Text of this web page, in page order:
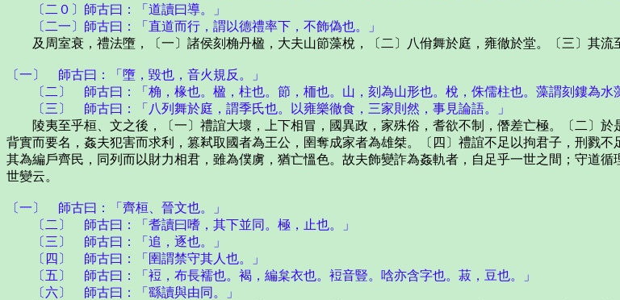
〔二０〕師古曰：「道讀曰導。」
〔二一〕師古曰：「直道而行，謂以德禮率下，不飾偽也。」
及周室衰，禮法墮，〔一〕諸侯刻桷丹楹，大夫山節藻梲，〔二〕八佾舞於庭，雍徹於堂。〔三〕其流
〔一〕 師古曰：「墮，毀也，音火規反。」
〔二〕 師古曰：「桷，椽也。楹，柱也。節，栭也。山，刻為山形也。梲，侏儒柱也。藻謂刻鏤為水
〔三〕 師古曰：「八列舞於庭，謂季氏也。以雍樂徹食，三家則然，事見論語。」
陵夷至乎桓、文之後，〔一〕禮誼大壞，上下相冒，國異政，家殊俗，耆欲不制，僭差亡極。〔二〕於
背實而要名，姦夫犯害而求利，篡弒取國者為王公，圉奪成家者為雄桀。〔四〕禮誼不足以拘君子，刑戮
其為編戶齊民，同列而以財力相君，雖為僕虜，猶亡慍色。故夫飾變詐為姦軌者，自足乎一世之間；守道
世變云。
〔一〕 師古曰：「齊桓、晉文也。」
〔二〕 師古曰：「耆讀曰嗜，其下並同。極，止也。」
〔三〕 師古曰：「追，逐也。」
〔四〕 師古曰：「圉謂禁守其人也。」
〔五〕 師古曰：「裋，布長襦也。褐，編枲衣也。裋音豎。唅亦含字也。菽，豆也。」
〔六〕 師古曰：「繇讀與由同。」